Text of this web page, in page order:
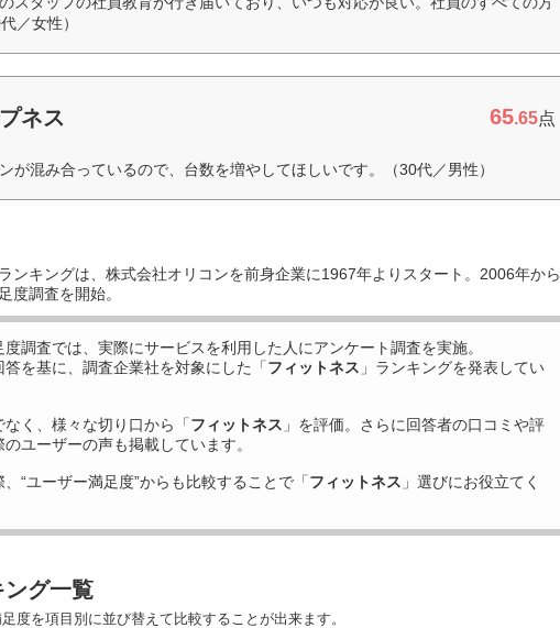
／女性）
ネス 65.65点
が混み合っているので、台数を増やしてほしいです。（30代／男性）
ンキングは、株式会社オリコンを前身企業に1967年よりスタート。2006年から
度調査を開始。
度調査では、実際にサービスを利用した 人にアンケート調査を実施。
答を基に、調査企業社を対象にした「フィットネス 」ランキングを発表してい
く、様々な切り口から「フィットネス 」を評価。さらに回答者の口コミや評
ユーザーの声も掲載しています。
“ユーザー満足度”からも比較することで「フィットネス 」選びにお役立てく
グ一覧
度を項目別に並び替えて比較することが出来ます。